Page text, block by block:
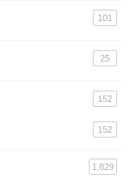
101
25
152
152
1,829